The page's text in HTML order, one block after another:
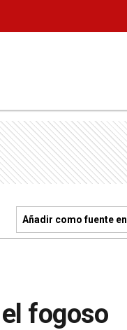
Añadir como fuente en
fogoso